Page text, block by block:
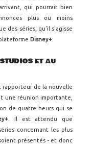
qui pourrait bien
plus ou moins
des séries, qu'il s'agisse
Disney+
ET AU
rapporteur de la nouvelle
une réunion importante,
de quatre heurs qui se
. Il est attendu que
concernant les plus
présentés - et donc